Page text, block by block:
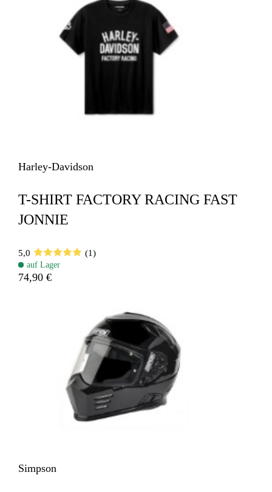
Harley-Davidson
T-SHIRT FACTORY RACING FAST
JONNIE
5,0
(1)
auf Lager
74,90 €
Simpson